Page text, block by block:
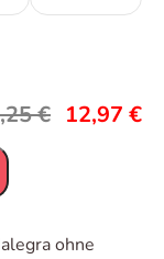
€ 12,97 €
ohne